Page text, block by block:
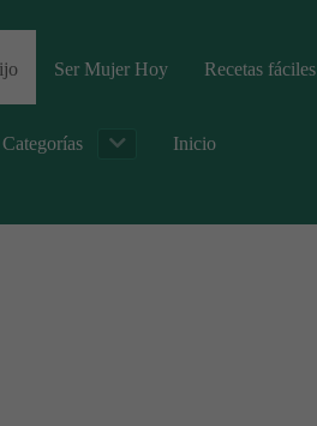
Ser Mujer Hoy Recetas fáciles
Inicio